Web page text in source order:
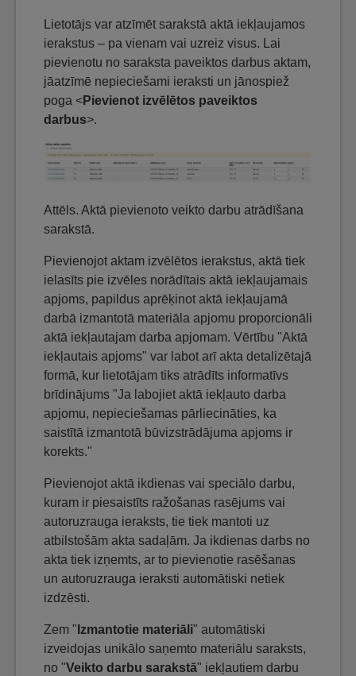
Lietotājs var atzīmēt sarakstā aktā iekļaujamos
ierakstus – pa vienam vai uzreiz visus. Lai
pievienotu no saraksta paveiktos darbus aktam,
jāatzīmē nepieciešami ieraksti un jānospiež
poga <Pievienot izvēlētos paveiktos
darbus>.
Attēls. Aktā pievienoto veikto darbu atrādīšana
sarakstā.
Pievienojot aktam izvēlētos ierakstus, aktā tiek
ielasīts pie izvēles norādītais aktā iekļaujamais
apjoms, papildus aprēķinot aktā iekļaujamā
darbā izmantotā materiāla apjomu proporcionāli
aktā iekļautajam darba apjomam. Vērtību "Aktā
iekļautais apjoms" var labot arī akta detalizētajā
formā, kur lietotājam tiks atrādīts informatīvs
brīdinājums "Ja labojiet aktā iekļauto darba
apjomu, nepieciešamas pārliecināties, ka
saistītā izmantotā būvizstrādājuma apjoms ir
korekts."
Pievienojot aktā ikdienas vai speciālo darbu,
kuram ir piesaistīts ražošanas rasējums vai
autoruzrauga ieraksts, tie tiek mantoti uz
atbilstošām akta sadaļām. Ja ikdienas darbs no
akta tiek izņemts, ar to pievienotie rasēšanas
un autoruzrauga ieraksti automātiski netiek
izdzēsti.
Zem " Izmantotie materiāli" automātiski
izveidojas unikālo saņemto materiālu saraksts,
no "Veikto darbu sarakstā" iekļautiem darbu